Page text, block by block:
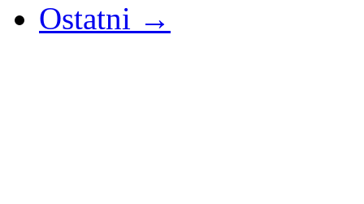
Ostatni →